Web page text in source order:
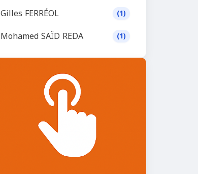
Gilles FERRÉOL (1)
Mohamed SAÏD REDA (1)